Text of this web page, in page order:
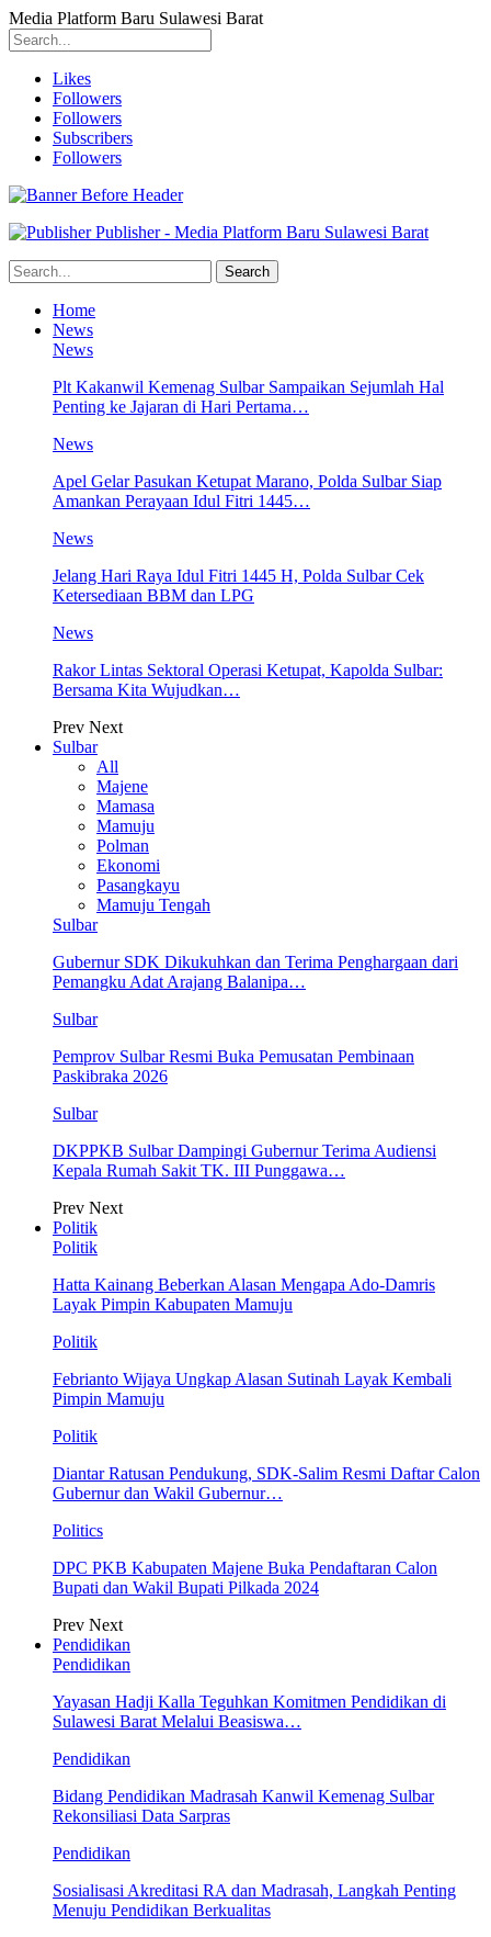
Media Platform Baru Sulawesi Barat
Likes
Followers
Followers
Subscribers
Followers
Publisher - Media Platform Baru Sulawesi Barat
Home
News
News
Plt Kakanwil Kemenag Sulbar Sampaikan Sejumlah Hal
Penting ke Jajaran di Hari Pertama…
News
Apel Gelar Pasukan Ketupat Marano, Polda Sulbar Siap
Amankan Perayaan Idul Fitri 1445…
News
Jelang Hari Raya Idul Fitri 1445 H, Polda Sulbar Cek
Ketersediaan BBM dan LPG
News
Rakor Lintas Sektoral Operasi Ketupat, Kapolda Sulbar:
Bersama Kita Wujudkan…
Prev Next
Sulbar
All
Majene
Mamasa
Mamuju
Polman
Ekonomi
Pasangkayu
Mamuju Tengah
Sulbar
Gubernur SDK Dikukuhkan dan Terima Penghargaan dari
Pemangku Adat Arajang Balanipa…
Sulbar
Pemprov Sulbar Resmi Buka Pemusatan Pembinaan
Paskibraka 2026
Sulbar
DKPPKB Sulbar Dampingi Gubernur Terima Audiensi
Kepala Rumah Sakit TK. III Punggawa…
Prev Next
Politik
Politik
Hatta Kainang Beberkan Alasan Mengapa Ado-Damris
Layak Pimpin Kabupaten Mamuju
Politik
Febrianto Wijaya Ungkap Alasan Sutinah Layak Kembali
Pimpin Mamuju
Politik
Diantar Ratusan Pendukung, SDK-Salim Resmi Daftar Calon
Gubernur dan Wakil Gubernur…
Politics
DPC PKB Kabupaten Majene Buka Pendaftaran Calon
Bupati dan Wakil Bupati Pilkada 2024
Prev Next
Pendidikan
Pendidikan
Yayasan Hadji Kalla Teguhkan Komitmen Pendidikan di
Sulawesi Barat Melalui Beasiswa…
Pendidikan
Bidang Pendidikan Madrasah Kanwil Kemenag Sulbar
Rekonsiliasi Data Sarpras
Pendidikan
Sosialisasi Akreditasi RA dan Madrasah, Langkah Penting
Menuju Pendidikan Berkualitas